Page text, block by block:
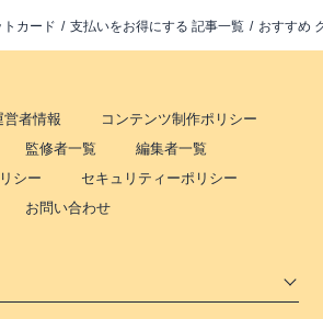
トカード 支払いをお得にする 記事一覧 おすすめ
営者情報
コンテンツ制作ポリシー
監修者一覧
編集者一覧
シー
セキュリティーポリシー
お問い合わせ